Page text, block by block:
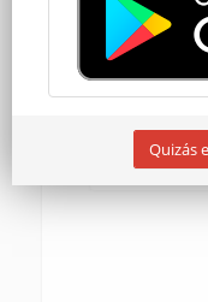
120 kms
SENIOR
06/06/2026
Quizás